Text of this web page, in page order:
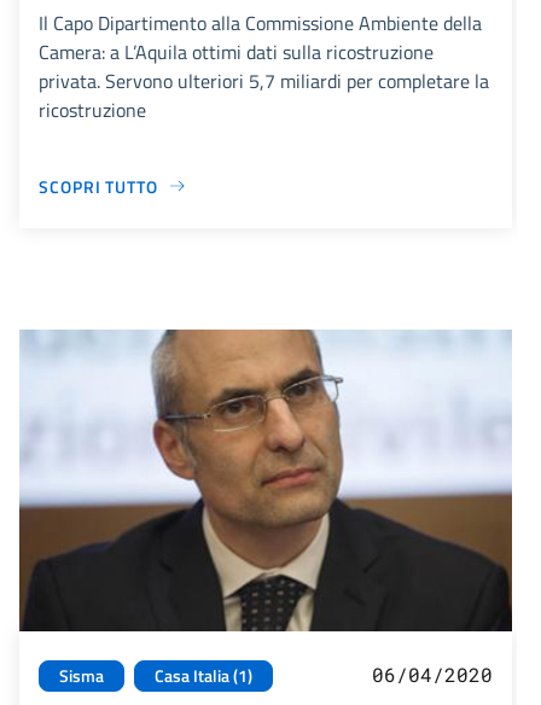
Il Capo Dipartimento alla Commissione Ambiente della
Camera: a L’Aquila ottimi dati sulla ricostruzione
privata. Servono ulteriori 5,7 miliardi per completare la
ricostruzione
SCOPRI TUTTO
Sisma Casa Italia (1) 06/04/2020